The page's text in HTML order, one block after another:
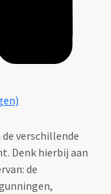
verschillende
Denk hierbij aan
de